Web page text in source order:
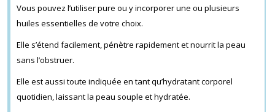
Vous pouvez l’utiliser pure ou y incorporer une ou plusieurs
huiles essentielles de votre choix.
Elle s’étend facilement, pénètre rapidement et nourrit la peau
sans l’obstruer.
Elle est aussi toute indiquée en tant qu’hydratant corporel
quotidien, laissant la peau souple et hydratée.